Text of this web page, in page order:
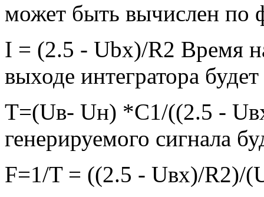
может быть вычислен по
I = (2.5 - Ubx)/R2 Время
выходе интегратора
T=(Uв- Uн) *С1/((2.5 -
генерируемого сигнала
F=1/T = ((2.5 - Uвx)/R2)/